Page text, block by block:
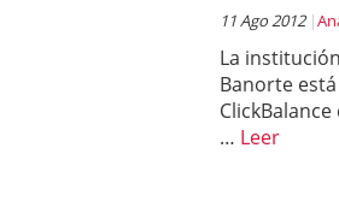
11 Ago 2012
La
Banorte
… Leer